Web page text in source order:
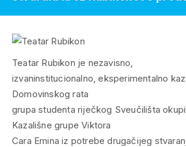
Teatar Rubikon je nezavisno,
izvaninstitucionalno, eksperimentalno
Domovinskog rata
grupa studenta riječkog Sveučilišta
Kazališne grupe Viktora
Cara Emina iz potrebe drugačijeg